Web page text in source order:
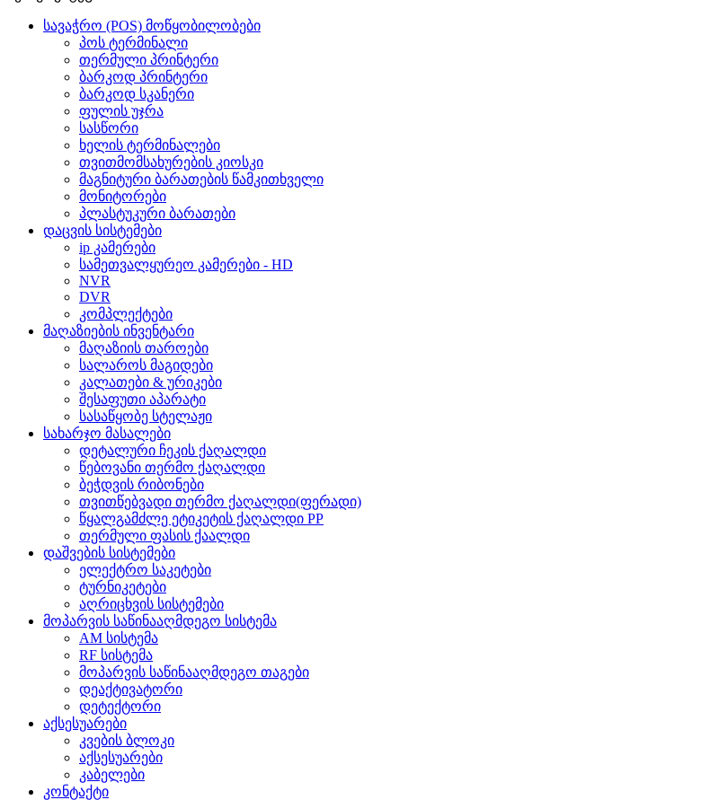
სავაჭრო (POS) მოწყობილობები
პოს ტერმინალი
თერმული პრინტერი
ბარკოდ პრინტერი
ბარკოდ სკანერი
ფულის უჯრა
სასწორი
ხელის ტერმინალები
თვითმომსახურების კიოსკი
მაგნიტური ბარათების წამკითხველი
მონიტორები
პლასტუკური ბარათები
დაცვის სისტემები
ip კამერები
სამეთვალყურეო კამერები - HD
NVR
DVR
კომპლექტები
მაღაზიების ინვენტარი
მაღაზიის თაროები
სალაროს მაგიდები
კალათები & ურიკები
შესაფუთი აპარატი
სასაწყობე სტელაჟი
სახარჯო მასალები
დეტალური ჩეკის ქაღალდი
წებოვანი თერმო ქაღალდი
ბეჭდვის რიბონები
თვითწებვადი თერმო ქაღალდი(ფერადი)
წყალგამძლე ეტიკეტის ქაღალდი PP
თერმული ფასის ქაალდი
დაშვების სისტემები
ელექტრო საკეტები
ტურნიკეტები
აღრიცხვის სისტემები
მოპარვის საწინააღმდეგო სისტემა
AM სისტემა
RF სისტემა
მოპარვის საწინააღმდეგო თაგები
დეაქტივატორი
დეტექტორი
აქსესუარები
კვების ბლოკი
აქსესუარები
კაბელები
კონტაქტი